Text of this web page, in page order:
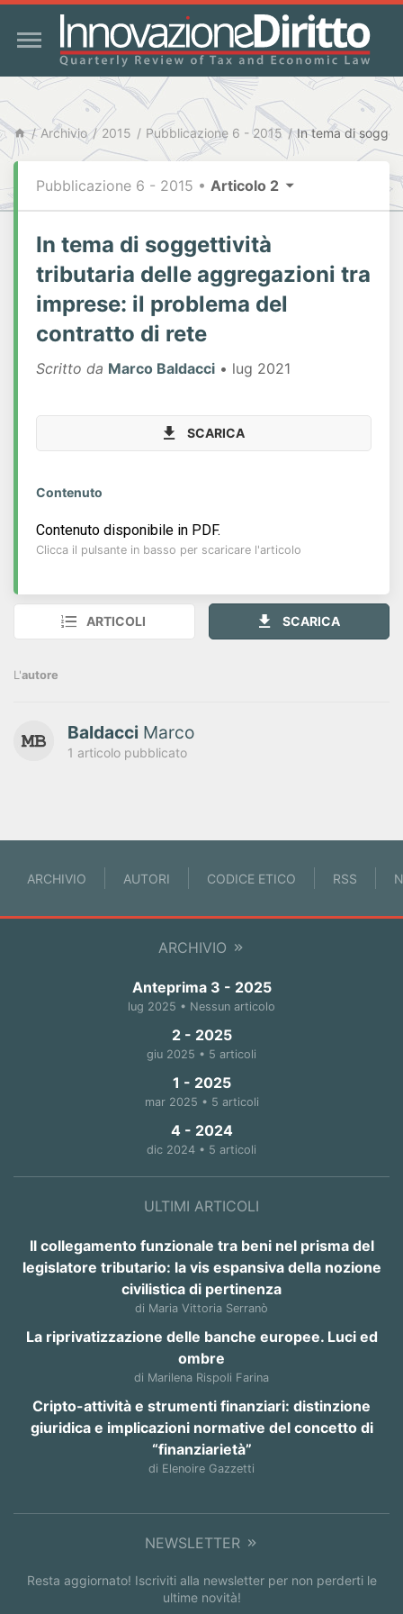
Archivio 2015 Pubblicazione 6 - 2015
Pubblicazione 6 - 2015 • Articolo 2
In tema di soggettività
tributaria delle aggregazioni tra
imprese: il problema del
contratto di rete
Scritto da Marco Baldacci • lug 2021
SCARICA
Contenuto
Contenuto disponibile in PDF.
Clicca il pulsante in basso per scaricare l'articolo
ARTICOLI SCARICA
L'autore
Baldacci Marco
1 articolo pubblicato
ARCHIVIO AUTORI CODICE ETICO RSS
ARCHIVIO
Anteprima 3 - 2025
lug 2025 • Nessun articolo
2 - 2025
giu 2025 • 5 articoli
1 - 2025
mar 2025 • 5 articoli
4 - 2024
dic 2024 • 5 articoli
ULTIMI ARTICOLI
Il collegamento funzionale tra beni nel prisma del
legislatore tributario: la vis espansiva della nozione
civilistica di pertinenza
di Maria Vittoria Serranò
La riprivatizzazione delle banche europee. Luci ed
ombre
di Marilena Rispoli Farina
Cripto-attività e strumenti finanziari: distinzione
giuridica e implicazioni normative del concetto di
“finanziarietà”
di Elenoire Gazzetti
NEWSLETTER
Resta aggiornato! Iscriviti alla newsletter per non perderti le
ultime novità!